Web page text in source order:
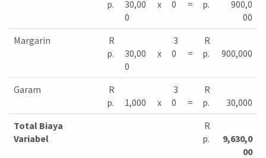
p.
30,00
0
x
0
=
p.
900,0
00
Margarin
R
p.
30,00
0
x
3
0
=
R
p.
900,000
Garam
R
p.
1,000 x
3
0
=
R
p.
30,000
Total Biaya
Variabel
R
p.
9,630,0
00